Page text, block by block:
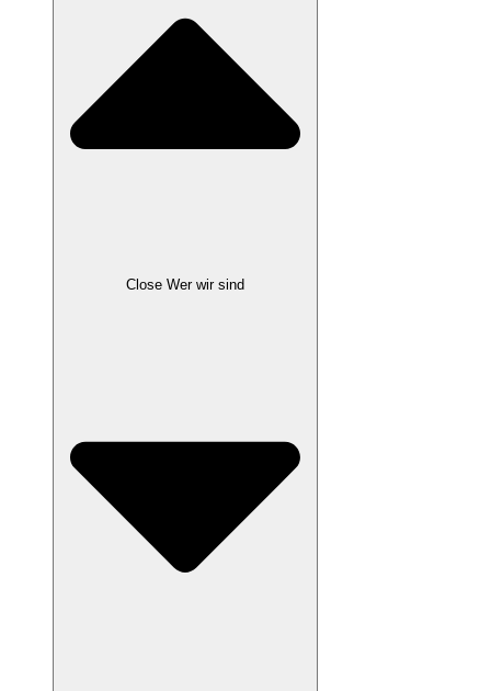
Close Wer wir sind